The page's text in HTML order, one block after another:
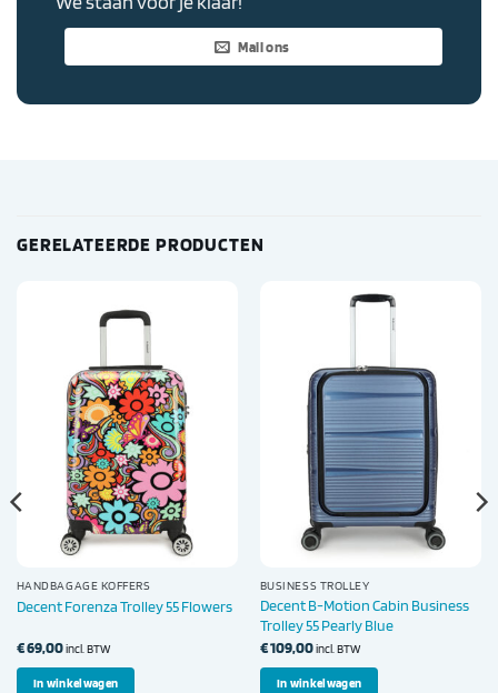
Mail ons
GERELATEERDE PRODUCTEN
HANDBAGAGE KOFFERS
Decent Forenza Trolley 55 Flowers
€69,00incl. BTW
In winkelwagen
BUSINESS TROLLEY
Decent B-Motion Cabin Business
Trolley 55 Pearly Blue
€109,00incl. BTW
In winkelwagen